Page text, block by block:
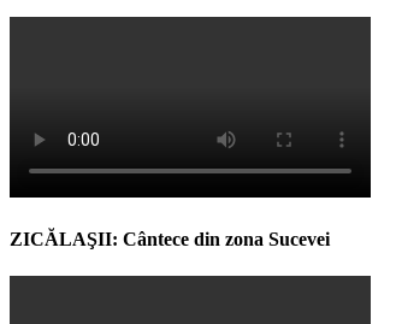
ZICĂLAŞII: Cântece din zona Sucevei